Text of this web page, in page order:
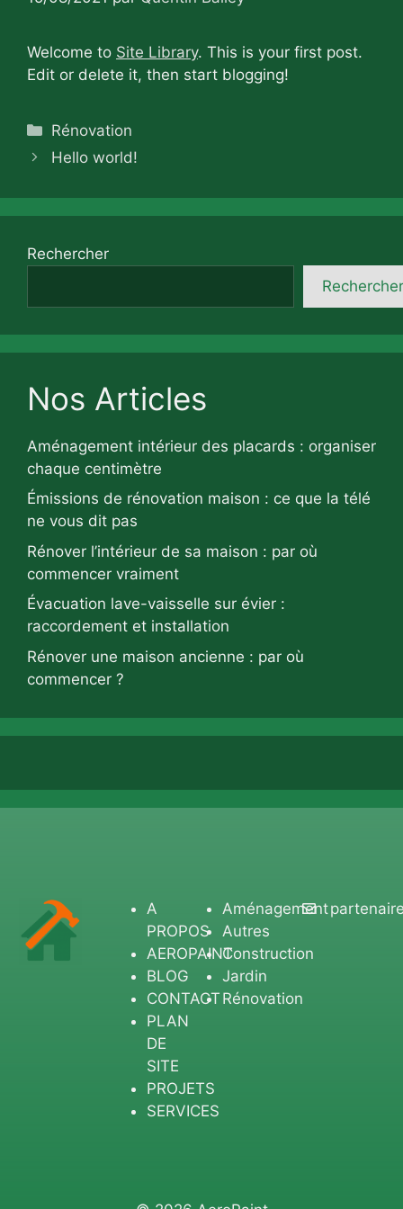
Welcome to Site Library. This is your first post.
Edit or delete it, then start blogging!
Catégories
Rénovation
Hello world!
Rechercher
Rechercher
Nos Articles
Aménagement intérieur des placards : organiser
chaque centimètre
Émissions de rénovation maison : ce que la télé
ne vous dit pas
Rénover l’intérieur de sa maison : par où
commencer vraiment
Évacuation lave-vaisselle sur évier :
raccordement et installation
Rénover une maison ancienne : par où
commencer ?
A
PROPOS
AEROPAINT
BLOG
CONTACT
PLAN
DE
SITE
PROJETS
SERVICES
Aménagement
Autres
Construction
Jardin
Rénovation